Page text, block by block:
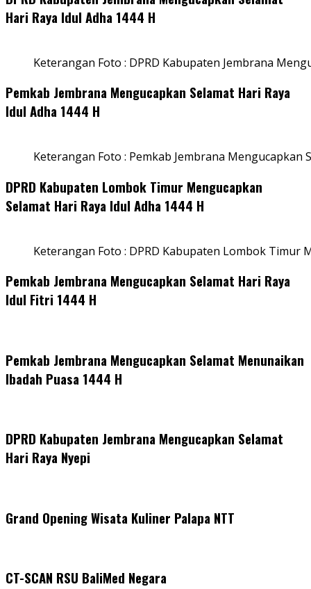
Hari Raya Idul Adha 1444 H
Keterangan Foto : DPRD Kabupaten Jembrana
Pemkab Jembrana Mengucapkan Selamat Hari Raya
Idul Adha 1444 H
Keterangan Foto : Pemkab Jembrana Mengucapkan
DPRD Kabupaten Lombok Timur Mengucapkan
Selamat Hari Raya Idul Adha 1444 H
Keterangan Foto : DPRD Kabupaten Lombok Timur
Pemkab Jembrana Mengucapkan Selamat Hari Raya
Idul Fitri 1444 H
Pemkab Jembrana Mengucapkan Selamat Menunaikan
Ibadah Puasa 1444 H
DPRD Kabupaten Jembrana Mengucapkan Selamat
Hari Raya Nyepi
Grand Opening Wisata Kuliner Palapa NTT
CT-SCAN RSU BaliMed Negara